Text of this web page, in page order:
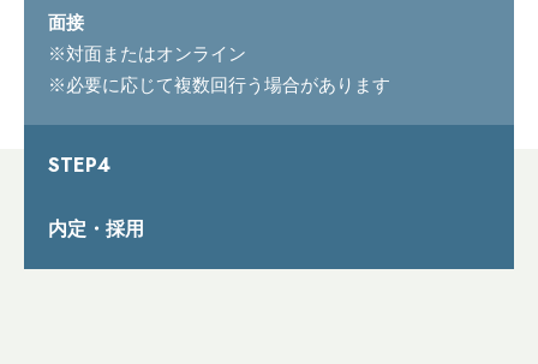
面接
※対面またはオンライン
※必要に応じて複数回行う場合があります
STEP4
内定・採用